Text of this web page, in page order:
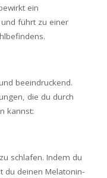
ein
führt zu einer
beeindruckend.
die du durch
kannst:
schlafen. Indem du
du deinen Melatonin-